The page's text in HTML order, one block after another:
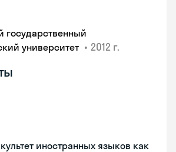
государственный
университет • 2012 г.
иностранных языков как